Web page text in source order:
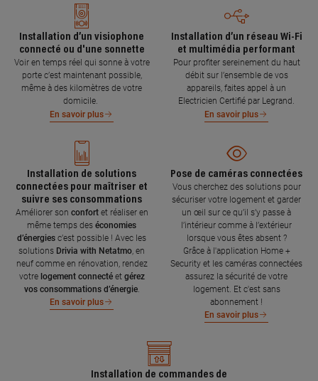
Installation d’un visiophone
connecté ou d'une sonnette
Voir en temps réel qui sonne à votre
porte c’est maintenant possible,
même à des kilomètres de votre
domicile.
En savoir plus
Installation d’un réseau Wi-Fi
et multimédia performant
Pour profiter sereinement du haut
débit sur l’ensemble de vos
appareils, faites appel à un
Electricien Certifié par Legrand.
En savoir plus
Installation de solutions
connectées pour maîtriser et
suivre ses consommations
Améliorer son confort et réaliser en
même temps des économies
d’énergies c’est possible ! Avec les
solutions Drivia with Netatmo , en
neuf comme en rénovation, rendez
votre logement connecté et gérez
vos consommations d’énergie.
En savoir plus
Pose de caméras connectées
Vous cherchez des solutions pour
sécuriser votre logement et garder
un œil sur ce qu’il s’y passe à
l’intérieur comme à l’extérieur
lorsque vous êtes absent ?
Grâce à l'application Home +
Security et les caméras connectées
assurez la sécurité de votre
logement. Et c'est sans
abonnement !
En savoir plus
Installation de commandes de